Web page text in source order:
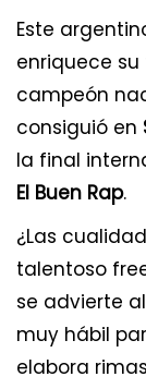
Este
enriquece
campeón
consiguió en
la final
El Buen Rap.
¿Las
talentoso
se advierte
muy hábil
elabora